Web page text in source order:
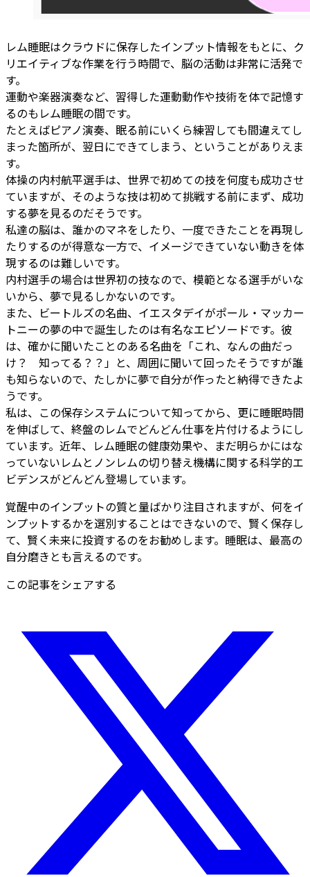
レム睡眠はクラウドに保存したインプット情報をもとに、ク
リエイティブな作業を行う時間で、脳の活動は非常に活発で
す。
運動や楽器演奏など、習得した運動動作や技術を体で記憶す
るのもレム睡眠の間です。
たとえばピアノ演奏、眠る前にいくら練習しても間違えてし
まった箇所が、翌日にできてしまう、ということがありえま
す。
体操の内村航平選手は、世界で初めての技を何度も成功させ
ていますが、そのような技は初めて挑戦する前にまず、成功
する夢を見るのだそうです。
私達の脳は、誰かのマネをしたり、一度できたことを再現し
たりするのが得意な一方で、イメージできていない動きを体
現するのは難しいです。
内村選手の場合は世界初の技なので、模範となる選手がいな
いから、夢で見るしかないのです。
また、ビートルズの名曲、イエスタデイがポール・マッカー
トニーの夢の中で誕生したのは有名なエピソードです。彼
は、確かに聞いたことのある名曲を「これ、なんの曲だっ
け？ 知ってる？？」と、周囲に聞いて回ったそうですが誰
も知らないので、たしかに夢で自分が作ったと納得できたよ
うです。
私は、この保存システムについて知ってから、更に睡眠時間
を伸ばして、終盤のレムでどんどん仕事を片付けるようにし
ています。近年、レム睡眠の健康効果や、まだ明らかにはな
っていないレムとノンレムの切り替え機構に関する科学的エ
ビデンスがどんどん登場しています。
覚醒中のインプットの質と量ばかり注目されますが、何をイ
ンプットするかを選別することはできないので、賢く保存し
て、賢く未来に投資するのをお勧めします。睡眠は、最高の
自分磨きとも言えるのです。
この記事をシェアする